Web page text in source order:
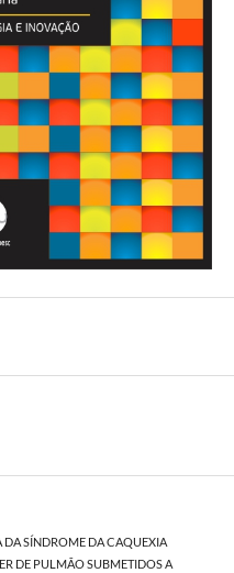
DA SÍNDROME DA CAQUEXIA
DE PULMÃO SUBMETIDOS A